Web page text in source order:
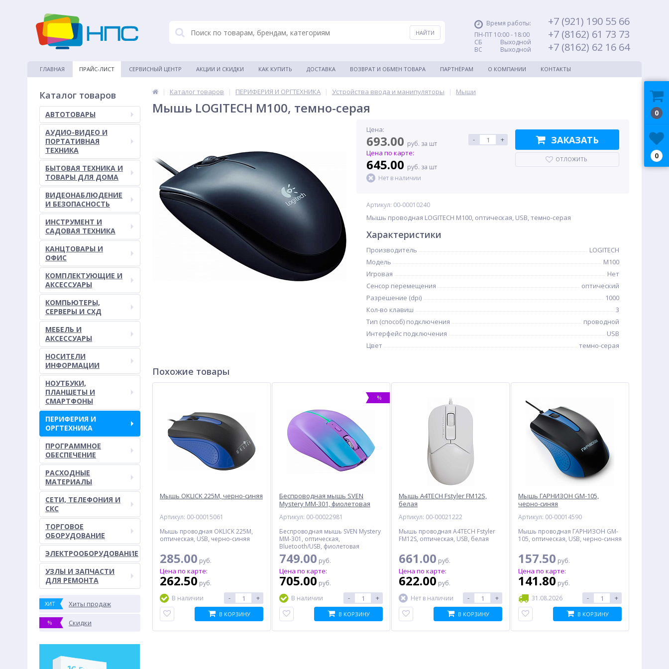
Время работы:
ПН-ПТ 10:00 - 18:00
СБ Выходной
ВС Выходной
+7 (921) 190 55 66
+7 (8162) 61 73 73
+7 (8162) 62 16 64
ГЛАВНАЯ ПРАЙС-ЛИСТ СЕРВИСНЫЙ ЦЕНТР АКЦИИ И СКИДКИ КАК КУПИТЬ ДОСТАВКА ВОЗВРАТ И ОБМЕН ТОВАРА ПАРТНЁРАМ О КОМПАНИИ КОНТАКТЫ
Каталог товаров
АВТОТОВАРЫ
АУДИО-ВИДЕО И
ПОРТАТИВНАЯ
ТЕХНИКА
БЫТОВАЯ ТЕХНИКА И
ТОВАРЫ ДЛЯ ДОМА
ВИДЕОНАБЛЮДЕНИЕ
И БЕЗОПАСНОСТЬ
ИНСТРУМЕНТ И
САДОВАЯ ТЕХНИКА
КАНЦТОВАРЫ И
ОФИС
КОМПЛЕКТУЮЩИЕ И
АКСЕССУАРЫ
КОМПЬЮТЕРЫ,
СЕРВЕРЫ И СХД
МЕБЕЛЬ И
АКСЕССУАРЫ
НОСИТЕЛИ
ИНФОРМАЦИИ
НОУТБУКИ,
ПЛАНШЕТЫ И
СМАРТФОНЫ
ПЕРИФЕРИЯ И
ОРГТЕХНИКА
ПРОГРАММНОЕ
ОБЕСПЕЧЕНИЕ
РАСХОДНЫЕ
МАТЕРИАЛЫ
СЕТИ, ТЕЛЕФОНИЯ И
СКС
ТОРГОВОЕ
ОБОРУДОВАНИЕ
ЭЛЕКТРООБОРУДОВАНИЕ
УЗЛЫ И ЗАПЧАСТИ
ДЛЯ РЕМОНТА
ХИТ Хиты продаж
% Скидки
| Каталог товаров | ПЕРИФЕРИЯ И ОРГТЕХНИКА | Устройства ввода и манипуляторы | Мыши
Мышь LOGITECH M100, темно-серая
Цена:
693.00 руб. за шт
Цена по карте:
645.00 руб. за шт
Нет в наличии
- + ЗАКАЗАТЬ
ОТЛОЖИТЬ
Артикул: 00-00010240
Мышь проводная LOGITECH M100, оптическая, USB, темно-серая
Характеристики
Производитель
LOGITECH
Модель
M100
Игровая
Нет
Сенсор перемещения
оптический
Разрешение (dpi)
1000
Кол-во клавиш
3
Тип (способ) подключения
проводной
Интерфейс подключения
USB
Цвет
темно-серая
Похожие товары
Мышь OKLICK 225M, черно-синяя
Артикул: 00-00015061
Мышь проводная OKLICK 225M,
оптическая, USB, черно-синяя
285.00 руб.
Цена по карте:
262.50 руб.
В наличии
- +
В КОРЗИНУ
%
Беспроводная мышь SVEN
Mystery MM-301, фиолетовая
Артикул: 00-00022981
Беспроводная мышь SVEN Mystery
MM-301, оптическая,
Bluetooth/USB, фиолетовая
749.00 руб.
Цена по карте:
705.00 руб.
В наличии
- +
В КОРЗИНУ
Мышь A4TECH Fstyler FM12S,
белая
Артикул: 00-00021222
Мышь проводная A4TECH Fstyler
FM12S, оптическая, USB, белая
661.00 руб.
Цена по карте:
622.00 руб.
Нет в наличии
- +
В КОРЗИНУ
Мышь ГАРНИЗОН GM-105,
черно-синяя
Артикул: 00-00014590
Мышь проводная ГАРНИЗОН GM-
105, оптическая, USB, черно-синяя
157.50 руб.
Цена по карте:
141.80 руб.
31.08.2026
- +
В КОРЗИНУ
0
0